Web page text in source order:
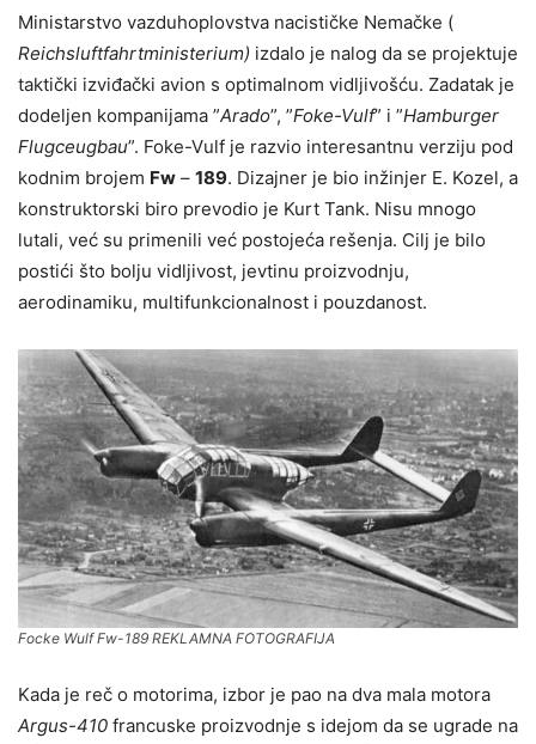
Ministarstvo vazduhoplovstva nacističke Nemačke (
Reichsluftfahrtministerium) izdalo je nalog da se projektuje
taktički izviđački avion s optimalnom vidljivošću. Zadatak je
dodeljen kompanijama ”Arado”, ”Foke-Vulf” i ”Hamburger
Flugceugbau”. Foke-Vulf je razvio interesantnu verziju pod
kodnim brojem Fw – 189. Dizajner je bio inžinjer E. Kozel, a
konstruktorski biro prevodio je Kurt Tank. Nisu mnogo
lutali, već su primenili već postojeća rešenja. Cilj je bilo
postići što bolju vidljivost, jevtinu proizvodnju,
aerodinamiku, multifunkcionalnost i pouzdanost.
Focke Wulf Fw-189 REKLAMNA FOTOGRAFIJA
Kada je reč o motorima, izbor je pao na dva mala motora
Argus-410 francuske proizvodnje s idejom da se ugrade na